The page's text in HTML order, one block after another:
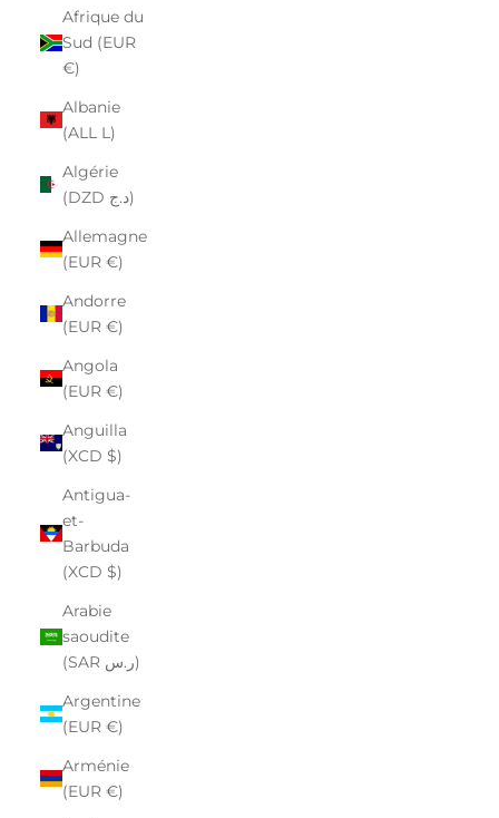
Afrique du
Sud (EUR
€)
Albanie
(ALL L)
Algérie
(DZD د.ج)
Allemagne
(EUR €)
Andorre
(EUR €)
Angola
(EUR €)
Anguilla
(XCD $)
Antigua-
et-
Barbuda
(XCD $)
Arabie
saoudite
(SAR ر.س)
Argentine
(EUR €)
Arménie
(EUR €)